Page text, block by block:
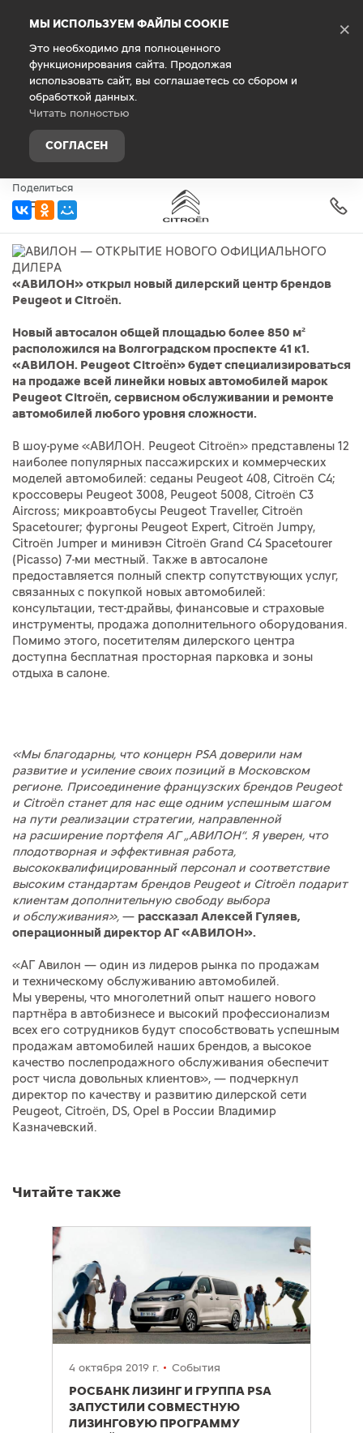
МЫ ИСПОЛЬЗУЕМ ФАЙЛЫ COOKIE
Это необходимо для полноценного
функционирования сайта. Продолжая
использовать сайт, вы соглашаетесь со сбором и
обработкой данных.
Читать полностью
СОГЛАСЕН
×
Главная О компании Новости
АВИЛОН — ОТКРЫТИЕ НОВОГО
ОФИЦИАЛЬНОГО ДИЛЕРА
11 июня 2019 г.
Поделиться
«АВИЛОН» открыл новый дилерский центр брендов
Peugeot и Citroën.
Новый автосалон общей площадью более 850 м²
расположился на Волгоградском проспекте 41 к1.
«АВИЛОН. Peugeot Citroën» будет специализироваться
на продаже всей линейки новых автомобилей марок
Peugeot Citroën, сервисном обслуживании и ремонте
автомобилей любого уровня сложности.
В шоу-руме «АВИЛОН. Peugeot Citroën» представлены 12
наиболее популярных пассажирских и коммерческих
моделей автомобилей: седаны Peugeot 408, Citroën С4;
кроссоверы Peugeot 3008, Peugeot 5008, Citroën С3
Aircross; микроавтобусы Peugeot Traveller, Citroën
Spaсetourer; фургоны Peugeot Expert, Citroën Jumpy,
Citroën Jumper и минивэн Citroën Grand C4 Spaсetourer
(Picasso) 7-ми местный. Также в автосалоне
предоставляется полный спектр сопутствующих услуг,
связанных с покупкой новых автомобилей:
консультации, тест-драйвы, финансовые и страховые
инструменты, продажа дополнительного оборудования.
Помимо этого, посетителям дилерского центра
доступна бесплатная просторная парковка и зоны
отдыха в салоне.
«Мы благодарны, что концерн PSA доверили нам
развитие и усиление своих позиций в Московском
регионе. Присоединение французских брендов Peugeot
и Citroën станет для нас еще одним успешным шагом
на пути реализации стратегии, направленной
на расширение портфеля АГ „АВИЛОН“. Я уверен, что
плодотворная и эффективная работа,
высококвалифицированный персонал и соответствие
высоким стандартам брендов Peugeot и Citroën подарит
клиентам дополнительную свободу выбора
и обслуживания», — рассказал Алексей Гуляев,
операционный директор АГ «АВИЛОН».
«АГ Авилон — один из лидеров рынка по продажам
и техническому обслуживанию автомобилей.
Мы уверены, что многолетний опыт нашего нового
партнёра в автобизнесе и высокий профессионализм
всех его сотрудников будут способствовать успешным
продажам автомобилей наших брендов, а высокое
качество послепродажного обслуживания обеспечит
рост числа довольных клиентов», — подчеркнул
директор по качеству и развитию дилерской сети
Peugeot, Citroën, DS, Opel в России Владимир
Казначевский.
Читайте также
4 октября 2019 г. События
РОСБАНК ЛИЗИНГ И ГРУППА PSA
ЗАПУСТИЛИ СОВМЕСТНУЮ
ЛИЗИНГОВУЮ ПРОГРАММУ